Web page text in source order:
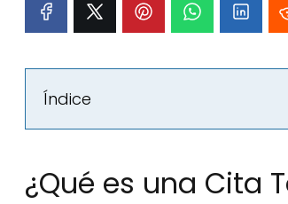
Índice
¿Qué es una Cita